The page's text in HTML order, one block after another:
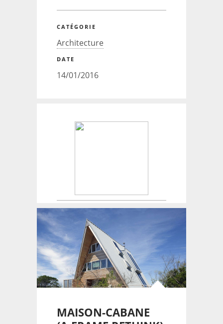
CATÉGORIE
Architecture
DATE
14/01/2016
MAISON-CABANE